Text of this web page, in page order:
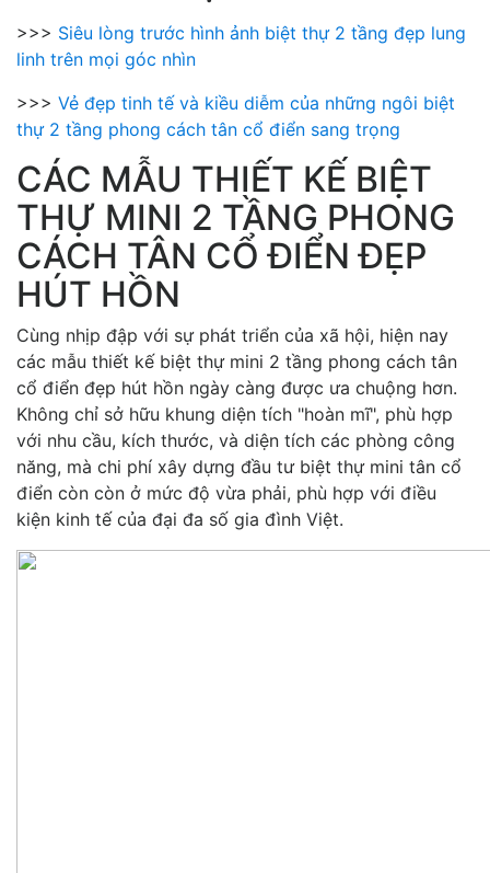
>>> Siêu lòng trước hình ảnh biệt thự 2 tầng đẹp lung
linh trên mọi góc nhìn
>>> Vẻ đẹp tinh tế và kiều diễm của những ngôi biệt
thự 2 tầng phong cách tân cổ điển sang trọng
CÁC MẪU THIẾT KẾ BIỆT
THỰ MINI 2 TẦNG PHONG
CÁCH TÂN CỔ ĐIỂN ĐẸP
HÚT HỒN
Cùng nhịp đập với sự phát triển của xã hội, hiện nay
các mẫu thiết kế biệt thự mini 2 tầng phong cách tân
cổ điển đẹp hút hồn ngày càng được ưa chuộng hơn.
Không chỉ sở hữu khung diện tích "hoàn mĩ", phù hợp
với nhu cầu, kích thước, và diện tích các phòng công
năng, mà chi phí xây dựng đầu tư biệt thự mini tân cổ
điển còn còn ở mức độ vừa phải, phù hợp với điều
kiện kinh tế của đại đa số gia đình Việt.